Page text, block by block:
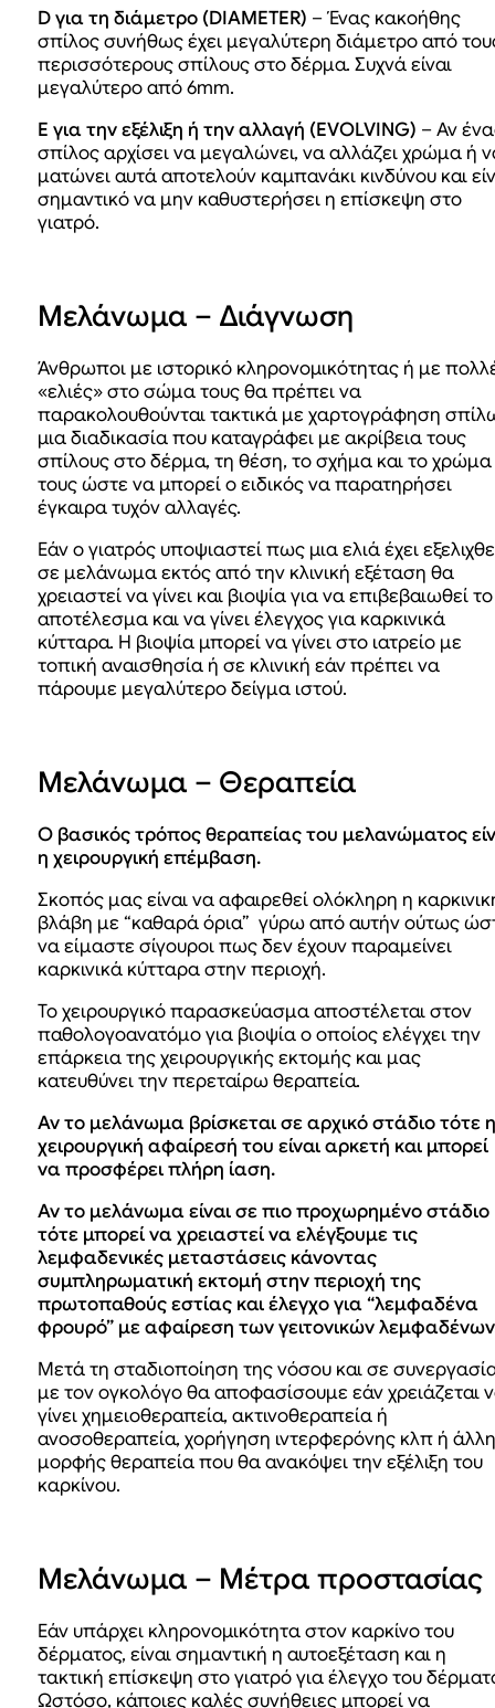
D για τη διάμετρο (DIAMETER) – Ένας κακοήθης
σπίλος συνήθως έχει μεγαλύτερη διάμετρο από
περισσότερους σπίλους στο δέρμα. Συχνά είναι
μεγαλύτερο από 6mm.
E για την εξέλιξη ή την αλλαγή (EVOLVING) – Αν
σπίλος αρχίσει να μεγαλώνει, να αλλάζει χρώμα ή
ματώνει αυτά αποτελούν καμπανάκι κινδύνου και
σημαντικό να μην καθυστερήσει η επίσκεψη στο
γιατρό.
Μελάνωμα – Διάγνωση
Άνθρωποι με ιστορικό κληρονομικότητας ή με
«ελιές» στο σώμα τους θα πρέπει να
παρακολουθούνται τακτικά με χαρτογράφηση
μια διαδικασία που καταγράφει με ακρίβεια τους
σπίλους στο δέρμα, τη θέση, το σχήμα και το χρώμα
τους ώστε να μπορεί ο ειδικός να παρατηρήσει
έγκαιρα τυχόν αλλαγές.
Εάν ο γιατρός υποψιαστεί πως μια ελιά έχει
σε μελάνωμα εκτός από την κλινική εξέταση θα
χρειαστεί να γίνει και βιοψία για να επιβεβαιωθεί το
αποτέλεσμα και να γίνει έλεγχος για καρκινικά
κύτταρα. Η βιοψία μπορεί να γίνει στο ιατρείο με
τοπική αναισθησία ή σε κλινική εάν πρέπει να
πάρουμε μεγαλύτερο δείγμα ιστού.
Μελάνωμα – Θεραπεία
Ο βασικός τρόπος θεραπείας του μελανώματος
η χειρουργική επέμβαση.
Σκοπός μας είναι να αφαιρεθεί ολόκληρη η
βλάβη με “καθαρά όρια” γύρω από αυτήν ούτως
να είμαστε σίγουροι πως δεν έχουν παραμείνει
καρκινικά κύτταρα στην περιοχή.
Το χειρουργικό παρασκεύασμα αποστέλεται στον
παθολογοανατόμο για βιοψία ο οποίος ελέγχει την
επάρκεια της χειρουργικής εκτομής και μας
κατευθύνει την περεταίρω θεραπεία.
Αν το μελάνωμα βρίσκεται σε αρχικό στάδιο τότε η
χειρουργική αφαίρεσή του είναι αρκετή και μπορεί
να προσφέρει πλήρη ίαση.
Αν το μελάνωμα είναι σε πιο προχωρημένο στάδιο
τότε μπορεί να χρειαστεί να ελέγξουμε τις
λεμφαδενικές μεταστάσεις κάνοντας
συμπληρωματική εκτομή στην περιοχή της
πρωτοπαθούς εστίας και έλεγχο για “λεμφαδένα
φρουρό” με αφαίρεση των γειτονικών
Μετά τη σταδιοποίηση της νόσου και σε
με τον ογκολόγο θα αποφασίσουμε εάν χρειάζεται
γίνει χημειοθεραπεία, ακτινοθεραπεία ή
ανοσοθεραπεία, χορήγηση ιντερφερόνης κλπ ή
μορφής θεραπεία που θα ανακόψει την εξέλιξη του
καρκίνου.
Μελάνωμα – Μέτρα προστασίας
Εάν υπάρχει κληρονομικότητα στον καρκίνο του
δέρματος, είναι σημαντική η αυτοεξέταση και η
τακτική επίσκεψη στο γιατρό για έλεγχο του
Ωστόσο, κάποιες καλές συνήθειες μπορεί να